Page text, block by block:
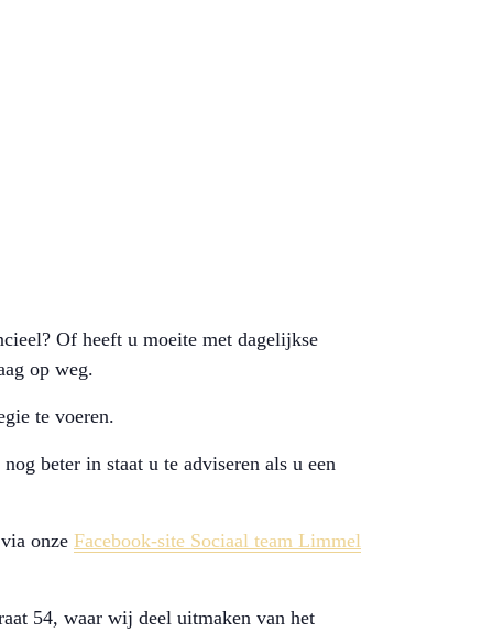
Of heeft u moeite met dagelijkse
op weg.
te voeren.
beter in staat u te adviseren als u een
onze Facebook-site Sociaal team Limmel
54, waar wij deel uitmaken van het